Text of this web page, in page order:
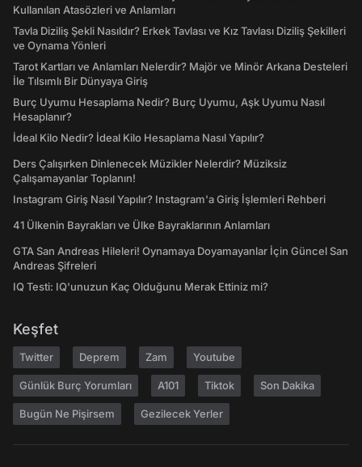
Kullanılan Atasözleri ve Anlamları
Tavla Diziliş Şekli Nasıldır? Erkek Tavlası ve Kız Tavlası Diziliş Şekilleri
ve Oynama Yönleri
Tarot Kartları ve Anlamları Nelerdir? Majör ve Minör Arkana Desteleri
İle Tılsımlı Bir Dünyaya Giriş
Burç Uyumu Hesaplama Nedir? Burç Uyumu, Aşk Uyumu Nasıl
Hesaplanır?
İdeal Kilo Nedir? İdeal Kilo Hesaplama Nasıl Yapılır?
Ders Çalışırken Dinlenecek Müzikler Nelerdir? Müziksiz
Çalışamayanlar Toplanın!
Instagram Giriş Nasıl Yapılır? Instagram'a Giriş İşlemleri Rehberi
41 Ülkenin Bayrakları ve Ülke Bayraklarının Anlamları
GTA San Andreas Hileleri! Oynamaya Doyamayanlar İçin Güncel San
Andreas Şifreleri
IQ Testi: IQ'unuzun Kaç Olduğunu Merak Ettiniz mi?
Keşfet
Twitter Deprem Zam Youtube
Günlük Burç Yorumları A101 Tiktok Son Dakika
Bugün Ne Pişirsem Gezilecek Yerler